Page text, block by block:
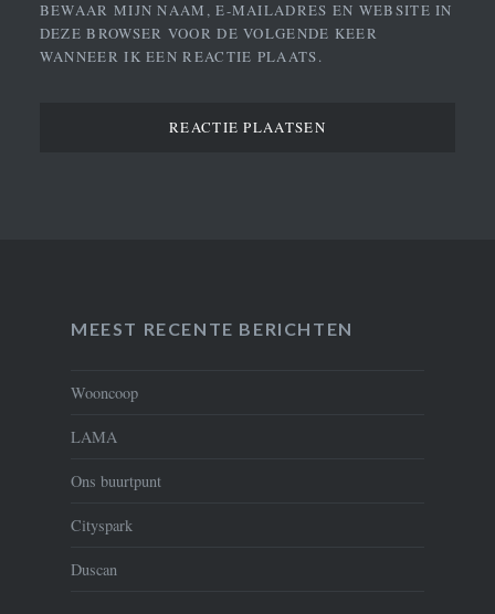
BEWAAR MIJN NAAM, E-MAILADRES EN WEBSITE IN
DEZE BROWSER VOOR DE VOLGENDE KEER
WANNEER IK EEN REACTIE PLAATS.
MEEST RECENTE BERICHTEN
Wooncoop
LAMA
Ons buurtpunt
Cityspark
Duscan